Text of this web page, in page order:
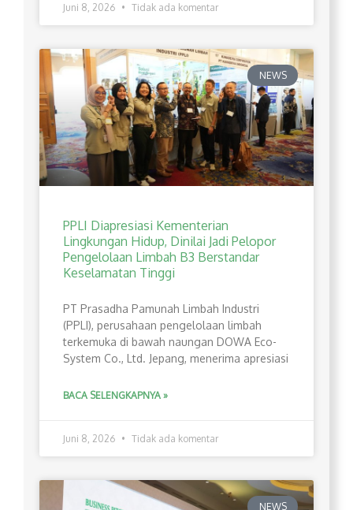
Juni 8, 2026 Tidak ada komentar
NEWS
PPLI Diapresiasi Kementerian
Lingkungan Hidup, Dinilai Jadi Pelopor
Pengelolaan Limbah B3 Berstandar
Keselamatan Tinggi
PT Prasadha Pamunah Limbah Industri
(PPLI), perusahaan pengelolaan limbah
terkemuka di bawah naungan DOWA Eco-
System Co., Ltd. Jepang, menerima apresiasi
BACA SELENGKAPNYA »
Juni 8, 2026 Tidak ada komentar
NEWS